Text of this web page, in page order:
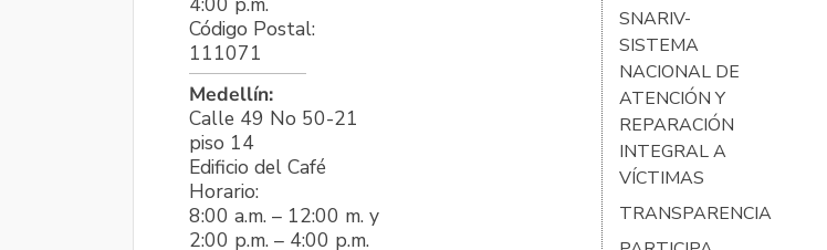
Código Postal:
111071
Medellín:
Calle 49 No 50-21
piso 14
Edificio del Café
Horario:
8:00 a.m. – 12:00 m. y
2:00 p.m. – 4:00 p.m.
SNARIV-
SISTEMA
NACIONAL DE
ATENCIÓN Y
REPARACIÓN
INTEGRAL A
VÍCTIMAS
TRANSPARENCIA